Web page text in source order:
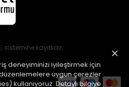
deneyiminizi iyileştirmek için
uygun çerezler
kullanıyoruz. Detaylı bilgiye
sistemine kayıtlıdır.